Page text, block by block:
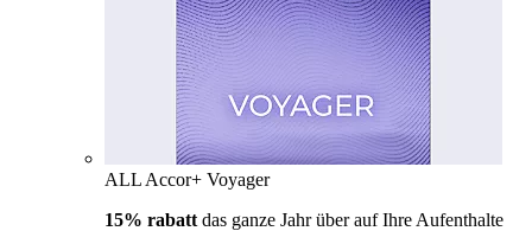
ALL Accor+ Voyager
15% rabatt das ganze Jahr über auf Ihre Aufenthalte